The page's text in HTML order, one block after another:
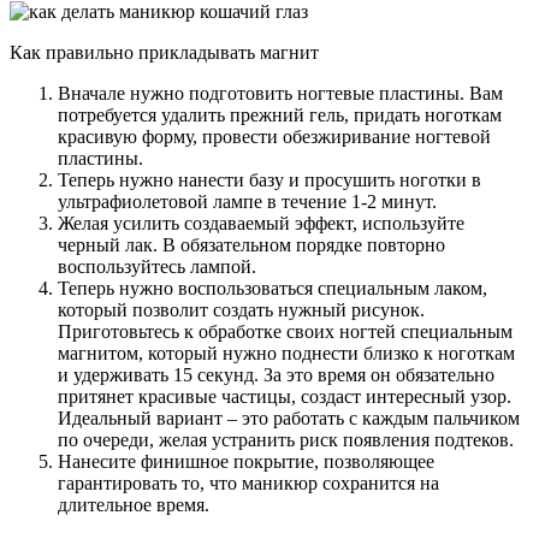
Как правильно прикладывать магнит
Вначале нужно подготовить ногтевые пластины. Вам
потребуется удалить прежний гель, придать ноготкам
красивую форму, провести обезжиривание ногтевой
пластины.
Теперь нужно нанести базу и просушить ноготки в
ультрафиолетовой лампе в течение 1-2 минут.
Желая усилить создаваемый эффект, используйте
черный лак. В обязательном порядке повторно
воспользуйтесь лампой.
Теперь нужно воспользоваться специальным лаком,
который позволит создать нужный рисунок.
Приготовьтесь к обработке своих ногтей специальным
магнитом, который нужно поднести близко к ноготкам
и удерживать 15 секунд. За это время он обязательно
притянет красивые частицы, создаст интересный узор.
Идеальный вариант – это работать с каждым пальчиком
по очереди, желая устранить риск появления подтеков.
Нанесите финишное покрытие, позволяющее
гарантировать то, что маникюр сохранится на
длительное время.